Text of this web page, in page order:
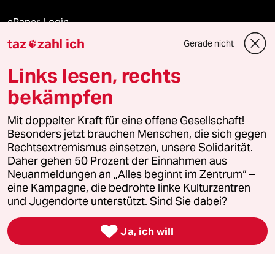
ePaper Login
Downloads für Abonnierende
© 2026 taz Verlags und Vertriebs GmbH
Alle Rechte vorbehalten. Bei rechtlichen Fragen oder für Genehmigungen
wenden Sie sich bitte an lizenzen@taz.de
Feedback Redaktionsstatut Kommune-Richtlinien
Leitlinie Informant Datenschutz Impressum AGB
Seitenwende Einwilligungen widerrufen (Ads)
taz zahl ich Gerade nicht
Links lesen, rechts
bekämpfen
Mit doppelter Kraft für eine offene Gesellschaft!
Besonders jetzt brauchen Menschen, die sich gegen
Rechtsextremismus einsetzen, unsere Solidarität.
Daher gehen 50 Prozent der Einnahmen aus
Neuanmeldungen an „Alles beginnt im Zentrum“ –
eine Kampagne, die bedrohte linke Kulturzentren
und Jugendorte unterstützt. Sind Sie dabei?
 Ja, ich will